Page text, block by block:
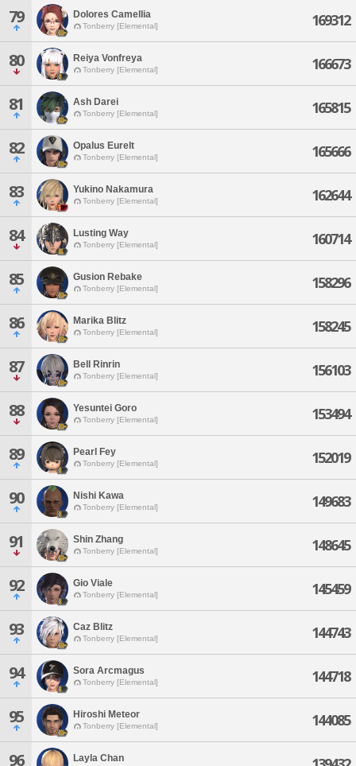
79 Dolores Camellia
Tonberry [Elemental] 169312
80 Reiya Vonfreya
Tonberry [Elemental] 166673
81 Ash Darei
Tonberry [Elemental] 165815
82 Opalus Eurelt
Tonberry [Elemental] 165666
83 Yukino Nakamura
Tonberry [Elemental] 162644
84 Lusting Way
Tonberry [Elemental] 160714
85 Gusion Rebake
Tonberry [Elemental] 158296
86 Marika Blitz
Tonberry [Elemental] 158245
87 Bell Rinrin
Tonberry [Elemental] 156103
88 Yesuntei Goro
Tonberry [Elemental] 153494
89 Pearl Fey
Tonberry [Elemental] 152019
90 Nishi Kawa
Tonberry [Elemental] 149683
91 Shin Zhang
Tonberry [Elemental] 148645
92 Gio Viale
Tonberry [Elemental] 145459
93 Caz Blitz
Tonberry [Elemental] 144743
94 Sora Arcmagus
Tonberry [Elemental] 144718
95 Hiroshi Meteor
Tonberry [Elemental] 144085
96 Layla Chan